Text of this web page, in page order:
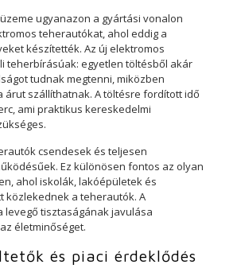
ugyanazon a gyártási vonalon
teherautókat, ahol eddig a
készítették. Az új elektromos
teherbírásúak: egyetlen töltésből akár
tudnak megtenni, miközben
árut szállíthatnak. A töltésre fordított idő
ami praktikus kereskedelmi
csendesek és teljesen
Ez különösen fontos az olyan
ahol iskolák, lakóépületek és
közlekednek a teherautók. A
levegő tisztaságának javulása
életminőséget.
és piaci érdeklődés